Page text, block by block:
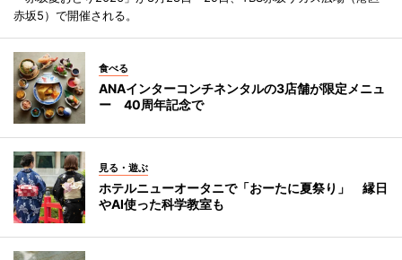
赤坂5）で開催される。
食べる
ANAインターコンチネンタルの3店舗が限定メニュ
ー 40周年記念で
見る・遊ぶ
ホテルニューオータニで「おーたに夏祭り」 縁日
やAI使った科学教室も